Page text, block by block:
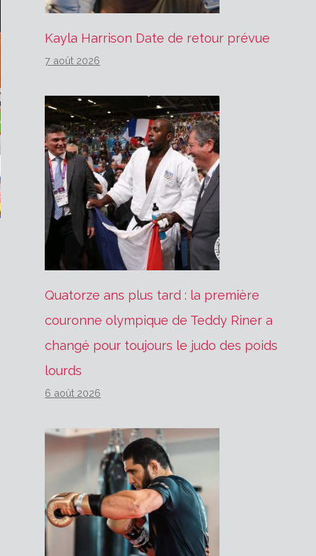
Kayla Harrison Date de retour prévue
7 août 2026
Quatorze ans plus tard : la première
couronne olympique de Teddy Riner a
changé pour toujours le judo des poids
lourds
6 août 2026